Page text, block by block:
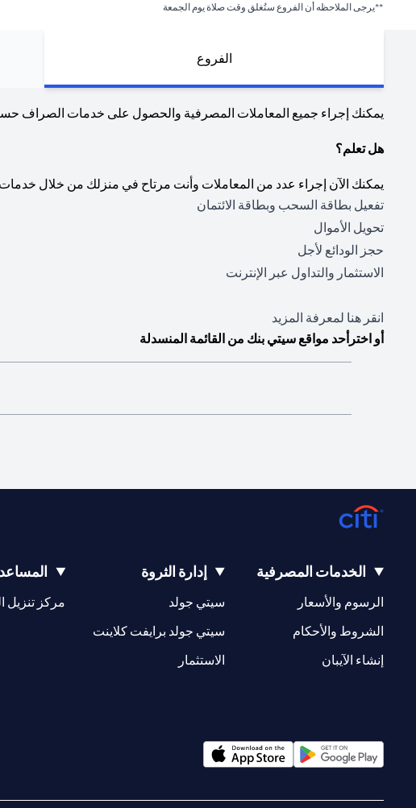
**يرجى الملاحظه أن الفروع ستُغلق وقت صلاة يوم الجمعة
الفروع
يمكنك إجراء جميع المعاملات المصرفية والحصول على خدمات الصراف
هل تعلم؟
يمكنك الآن إجراء عدد من المعاملات وأنت مرتاح في منزلك من خلال
تفعيل بطاقة السحب وبطاقة الائتمان
تحويل الأموال
حجز الودائع لأجل
الاستثمار والتداول عبر الإنترنت
انقر هنا لمعرفة المزيد
أو اخترأحد مواقع سيتي بنك من القائمة المنسدلة
الخدمات المصرفية
الرسوم والأسعار
الشروط والأحكام
إنشاء الآيبان
إدارة الثروة
سيتي جولد
سيتي جولد برايفت كلاينت
الاستثمار
مركز تنزيل